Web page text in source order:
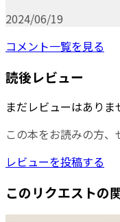
2024/06/19
コメント一覧を見る
読後レビュー
まだレビューはありま
この本をお読みの方、
レビューを投稿する
このリクエストの